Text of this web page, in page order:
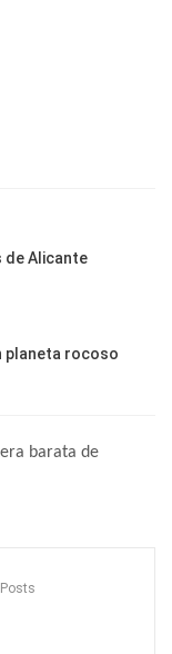
de Alicante
planeta rocoso
barata de